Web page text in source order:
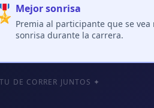
Mejor sonrisa
Premia al participante que se
sonrisa durante la carrera.
DE CORRER JUNTOS ✦